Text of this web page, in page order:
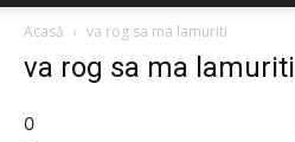
Acasă
va rog sa ma lamuriti
va rog sa ma lamuriti
0